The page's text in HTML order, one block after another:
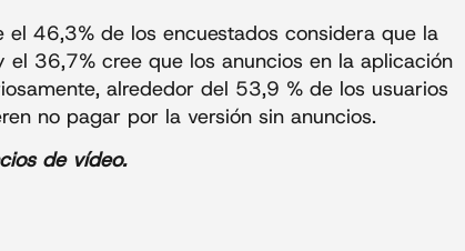
46,3% de los encuestados considera que la
36,7% cree que los anuncios en la aplicación
alrededor del 53,9 % de los usuarios
no pagar por la versión sin anuncios.
de vídeo.